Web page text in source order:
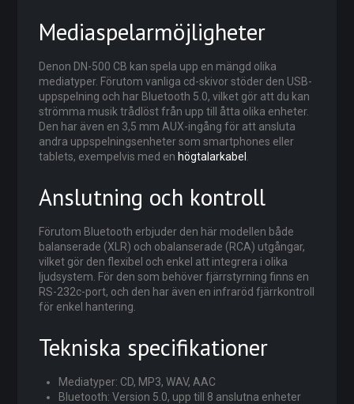
Mediaspelarmöjligheter
Denon DN-500 CB kan spela upp en mängd olika
mediatyper. Förutom vanliga cd-skivor stöder den USB-
uppspelning och har Bluetooth 5.0, vilket gör att du kan
strömma musik trådlöst från upp till åtta olika enheter.
Den har även en 3,5 mm AUX-ingång för att ansluta
andra uppspelningsenheter som smartphones eller
tablets, exempelvis med en högtalarkabel
Anslutning och kontroll
Förutom Bluetooth erbjuder den här modellen både
balanserade (XLR) och obalanserade (RCA) utgångar,
vilket gör den flexibel och enkel att integrera i olika
ljudsystem. För den som behöver fjärrstyrning finns en
RS-232c-port, och den har även en infraröd fjärrkontroll
för enkel hantering.
Tekniska specifikationer
Mediatyper: CD, MP3, WAV, AAC
Bluetooth: Version 5.0, upp till 8 anslutna enheter